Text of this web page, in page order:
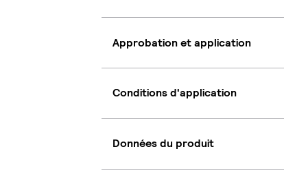
Approbation et application
Conditions d'application
Données du produit